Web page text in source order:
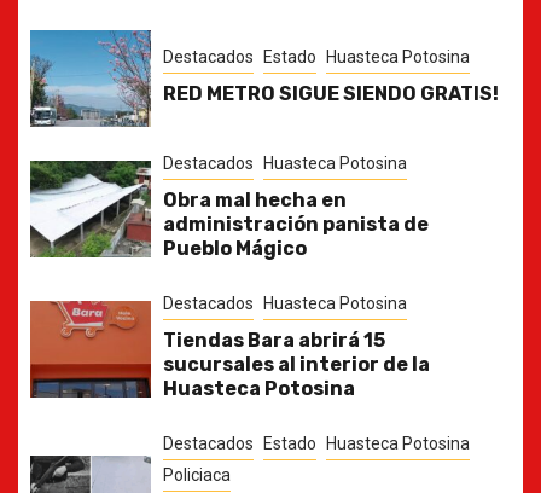
Destacados Estado Huasteca Potosina
RED METRO SIGUE SIENDO GRATIS!
Destacados Huasteca Potosina
Obra mal hecha en
administración panista de
Pueblo Mágico
Destacados Huasteca Potosina
Tiendas Bara abrirá 15
sucursales al interior de la
Huasteca Potosina
Destacados Estado
Huasteca Potosina
Policiaca